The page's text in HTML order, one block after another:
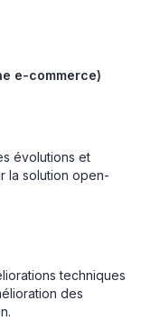
e-commerce)
évolutions et
la solution open-
techniques
des